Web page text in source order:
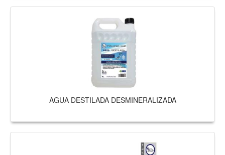
AGUA DESTILADA DESMINERALIZADA